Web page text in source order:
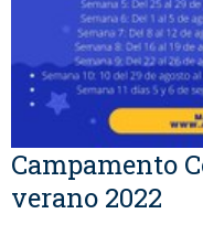
Campamento
verano 2022